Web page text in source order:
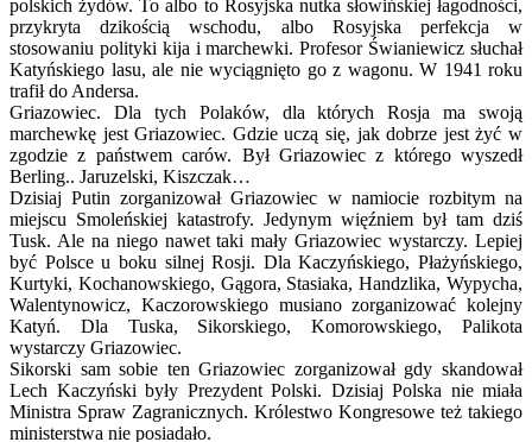
polskich żydów. To albo to Rosyjska nutka słowińskiej łagodności,
przykryta dzikością wschodu, albo Rosyjska perfekcja w
stosowaniu polityki kija i marchewki. Profesor Świaniewicz słuchał
Katyńskiego lasu, ale nie wyciągnięto go z wagonu. W 1941 roku
trafił do Andersa.
Griazowiec. Dla tych Polaków, dla których Rosja ma swoją
marchewkę jest Griazowiec. Gdzie uczą się, jak dobrze jest żyć w
zgodzie z państwem carów. Był Griazowiec z którego wyszedł
Berling.. Jaruzelski, Kiszczak…
Dzisiaj Putin zorganizował Griazowiec w namiocie rozbitym na
miejscu Smoleńskiej katastrofy. Jedynym więźniem był tam dziś
Tusk. Ale na niego nawet taki mały Griazowiec wystarczy. Lepiej
być Polsce u boku silnej Rosji. Dla Kaczyńskiego, Płażyńskiego,
Kurtyki, Kochanowskiego, Gągora, Stasiaka, Handzlika, Wypycha,
Walentynowicz, Kaczorowskiego musiano zorganizować kolejny
Katyń. Dla Tuska, Sikorskiego, Komorowskiego, Palikota
wystarczy Griazowiec.
Sikorski sam sobie ten Griazowiec zorganizował gdy skandował
Lech Kaczyński były Prezydent Polski. Dzisiaj Polska nie miała
Ministra Spraw Zagranicznych. Królestwo Kongresowe też takiego
ministerstwa nie posiadało.